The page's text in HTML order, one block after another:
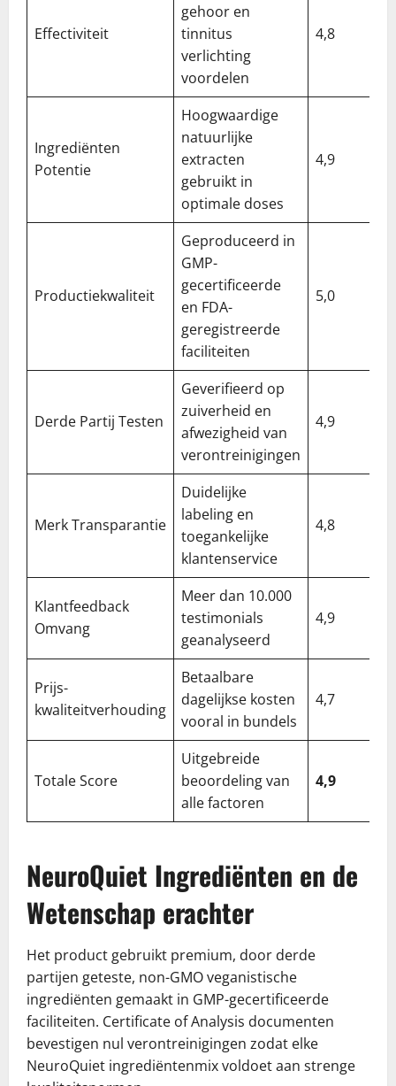
Effectiviteit
gehoor en
tinnitus
verlichting
voordelen
4,8
Ingrediënten
Potentie
Hoogwaardige
natuurlijke
extracten
gebruikt in
optimale doses
4,9
Productiekwaliteit
Geproduceerd in
GMP-
gecertificeerde
en FDA-
geregistreerde
faciliteiten
5,0
Derde Partij Testen
Geverifieerd op
zuiverheid en
afwezigheid van
verontreinigingen
4,9
Merk Transparantie
Duidelijke
labeling en
toegankelijke
klantenservice
4,8
Klantfeedback
Omvang
Meer dan 10.000
testimonials
geanalyseerd
4,9
Prijs-
kwaliteitverhouding
Betaalbare
dagelijkse kosten
vooral in bundels
4,7
Totale Score
Uitgebreide
beoordeling van
alle factoren
4,9
NeuroQuiet Ingrediënten en de
Wetenschap erachter
Het product gebruikt premium, door derde
partijen geteste, non-GMO veganistische
ingrediënten gemaakt in GMP-gecertificeerde
faciliteiten. Certificate of Analysis documenten
bevestigen nul verontreinigingen zodat elke
NeuroQuiet ingrediëntenmix voldoet aan strenge